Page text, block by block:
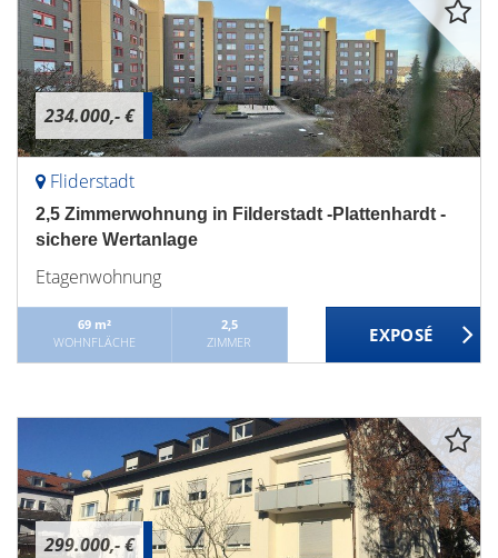
234.000,- €
Fliderstadt
2,5 Zimmerwohnung in Filderstadt -Plattenhardt -
sichere Wertanlage
Etagenwohnung
69 m²
WOHNFLÄCHE
2,5
ZIMMER
299.000,- €